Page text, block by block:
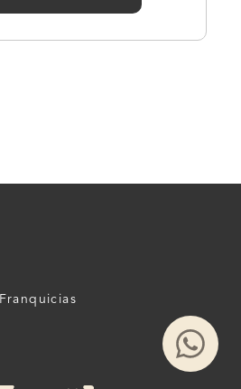
Franquicias